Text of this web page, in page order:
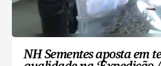
NH Sementes aposta em